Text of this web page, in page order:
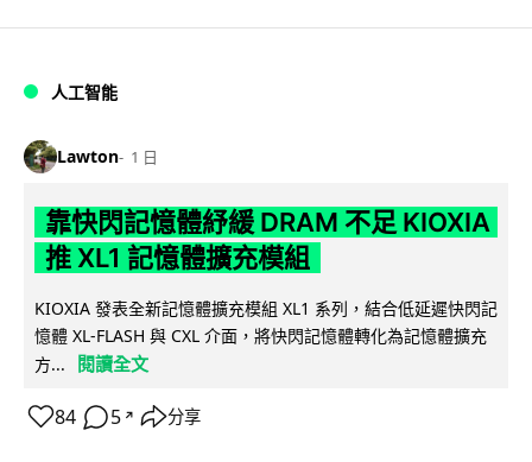
人工智能
Lawton 1 日
靠快閃記憶體紓緩 DRAM 不足 KIOXIA
推 XL1 記憶體擴充模組
KIOXIA 發表全新記憶體擴充模組 XL1 系列，結合低延遲快閃記
憶體 XL-FLASH 與 CXL 介面，將快閃記憶體轉化為記憶體擴充
方...
閱讀全文
84 5 ↗ 分享